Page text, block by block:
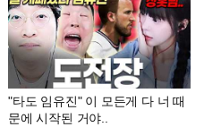
"타도 임유진" 이 모든게 다 너 때
문에 시작된 거야..